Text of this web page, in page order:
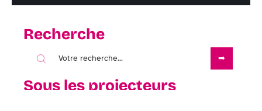
Recherche
Sous les projecteurs